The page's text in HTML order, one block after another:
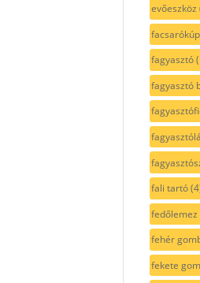
evőeszköz
facsarókúp
fagyasztó
fagyasztó
fali tartó
fedőlemez
fehér
fekete